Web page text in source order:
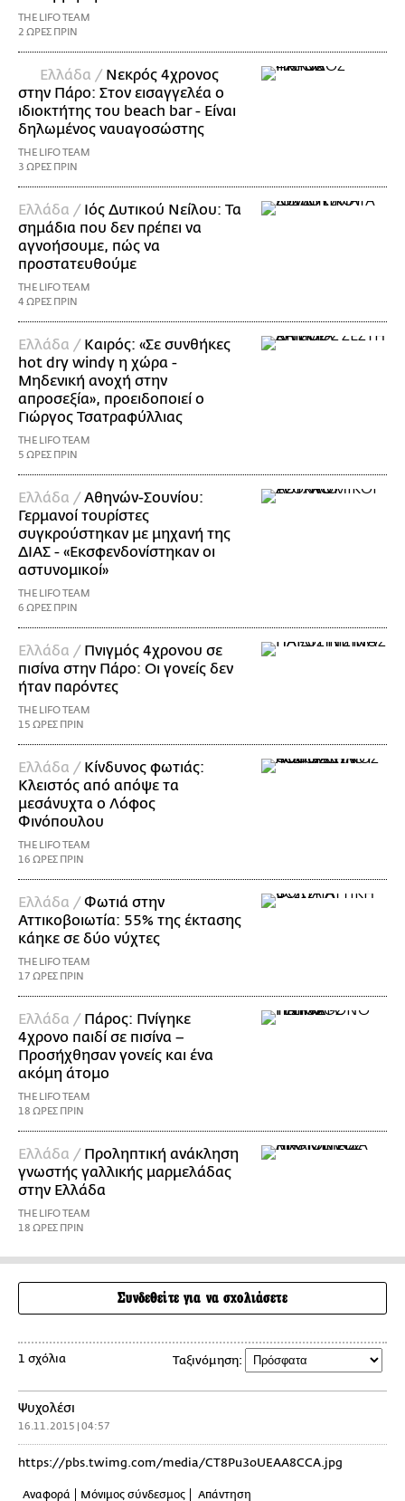
THE LIFO TEAM
2 ΩΡΕΣ ΠΡΙΝ
Ελλάδα / Νεκρός 4χρονος
στην Πάρο: Στον εισαγγελέα ο
ιδιοκτήτης του beach bar - Είναι
δηλωμένος ναυαγοσώστης
THE LIFO TEAM
3 ΩΡΕΣ ΠΡΙΝ
Ελλάδα / Ιός Δυτικού Νείλου: Τα
σημάδια που δεν πρέπει να
αγνοήσουμε, πώς να
προστατευθούμε
THE LIFO TEAM
4 ΩΡΕΣ ΠΡΙΝ
Ελλάδα / Καιρός: «Σε συνθήκες
hot dry windy η χώρα -
Μηδενική ανοχή στην
απροσεξία», προειδοποιεί ο
Γιώργος Τσατραφύλλιας
THE LIFO TEAM
5 ΩΡΕΣ ΠΡΙΝ
Ελλάδα /Αθηνών-Σουνίου:
Γερμανοί τουρίστες
συγκρούστηκαν με μηχανή της
ΔΙΑΣ - «Εκσφενδονίστηκαν οι
αστυνομικοί»
THE LIFO TEAM
6 ΩΡΕΣ ΠΡΙΝ
Ελλάδα / Πνιγμός 4χρονου σε
πισίνα στην Πάρο: Οι γονείς δεν
ήταν παρόντες
THE LIFO TEAM
15 ΩΡΕΣ ΠΡΙΝ
Ελλάδα / Κίνδυνος φωτιάς:
Κλειστός από απόψε τα
μεσάνυχτα ο Λόφος
Φινόπουλου
THE LIFO TEAM
16 ΩΡΕΣ ΠΡΙΝ
Ελλάδα /Φωτιά στην
Αττικοβοιωτία: 55% της έκτασης
κάηκε σε δύο νύχτες
THE LIFO TEAM
17 ΩΡΕΣ ΠΡΙΝ
Ελλάδα / Πάρος: Πνίγηκε
4χρονο παιδί σε πισίνα –
Προσήχθησαν γονείς και ένα
ακόμη άτομο
THE LIFO TEAM
18 ΩΡΕΣ ΠΡΙΝ
Ελλάδα / Προληπτική ανάκληση
γνωστής γαλλικής μαρμελάδας
στην Ελλάδα
THE LIFO TEAM
18 ΩΡΕΣ ΠΡΙΝ
Συνδεθείτε για να σχολιάσετε
1 σχόλια Ταξινόμηση:
Ψυχολέσι
16.11.2015 | 04:57
https://pbs.twimg.com/media/CT8Pu3oUEAA8CCA.jpg
Αναφορά Μόνιμος σύνδεσμος Απάντηση